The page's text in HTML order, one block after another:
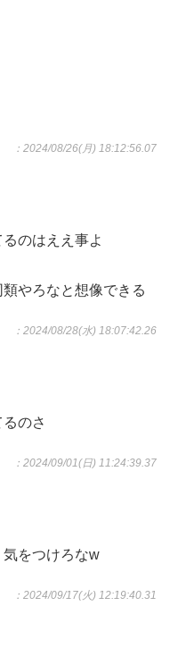
：2024/08/26(月) 18:12:56.07
のはええ事よ
やろなと想像できる
：2024/08/28(水) 18:07:42.26
のさ
：2024/09/01(日) 11:24:39.37
をつけろなw
：2024/09/17(火) 12:19:40.31